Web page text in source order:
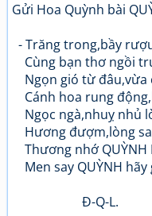
Gửi Hoa Quỳnh bài
- Trăng trong,bầy
Cùng bạn thơ ngồi
Ngọn gió từ đâu,vừa
Cánh hoa rung
Ngọc ngà,nhuỵ nhủ
Hương đượm,lòng
Thương nhớ QUỲNH
Men say QUỲNH
Đ-Q-L.